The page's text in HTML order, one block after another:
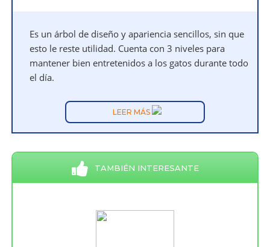
Es un árbol de diseño y apariencia sencillos, sin que
esto le reste utilidad. Cuenta con 3 niveles para
mantener bien entretenidos a los gatos durante todo
el día.
LEER MÁS
TAMBIÉN INTERESANTE